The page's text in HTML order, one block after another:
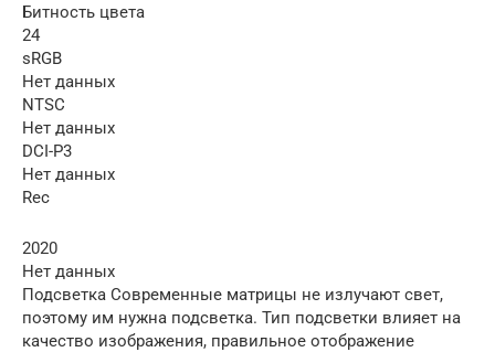
Битность цвета
24
sRGB
Нет данных
NTSC
Нет данных
DCI-P3
Нет данных
Rec
2020
Нет данных
Подсветка Современные матрицы не излучают свет,
поэтому им нужна подсветка. Тип подсветки влияет на
качество изображения, правильное отображение